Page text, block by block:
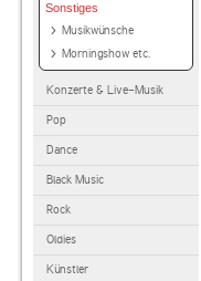
Sonstiges
Musikwünsche
Morningshow etc.
Konzerte & Live-Musik
Pop
Dance
Black Music
Rock
Oldies
Künstler